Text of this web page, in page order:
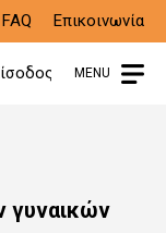
FAQ Επικοινωνία
MENU
γυναικών